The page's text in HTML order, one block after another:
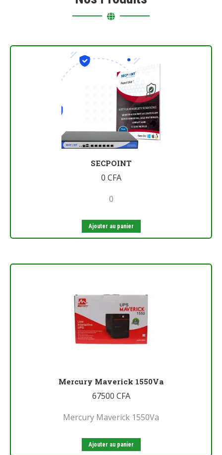
SECPOINT
0 CFA
0
Ajouter au panier
Mercury Maverick 1550Va
67500 CFA
Mercury Maverick 1550Va
Ajouter au panier